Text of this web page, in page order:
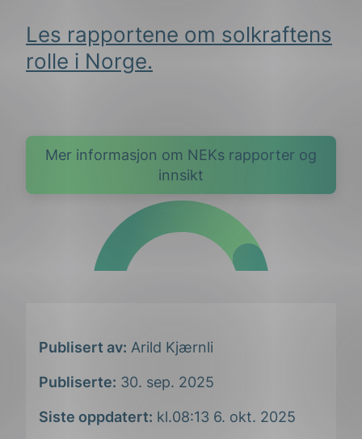
Les rapportene om solkraftens
rolle i Norge.
Mer informasjon om NEKs rapporter og
innsikt
Publisert av: Arild Kjærnli
Publiserte: 30. sep. 2025
Siste oppdatert: kl.08:13 6. okt. 2025